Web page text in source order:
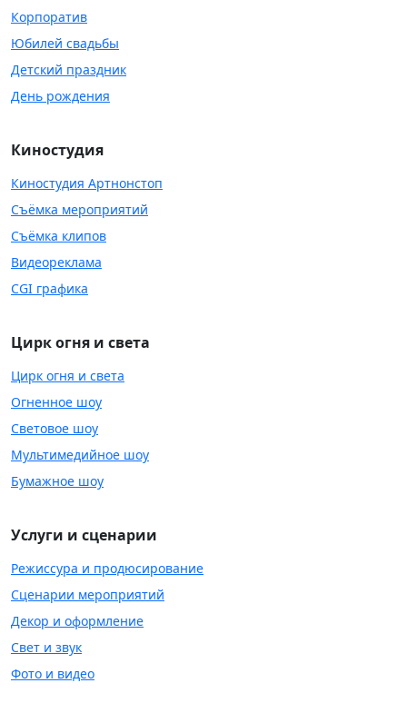
Корпоратив
Юбилей свадьбы
Детский праздник
День рождения
Киностудия
Киностудия Артнонстоп
Съёмка мероприятий
Съёмка клипов
Видеореклама
CGI графика
Цирк огня и света
Цирк огня и света
Огненное шоу
Световое шоу
Мультимедийное шоу
Бумажное шоу
Услуги и сценарии
Режиссура и продюсирование
Сценарии мероприятий
Декор и оформление
Свет и звук
Фото и видео